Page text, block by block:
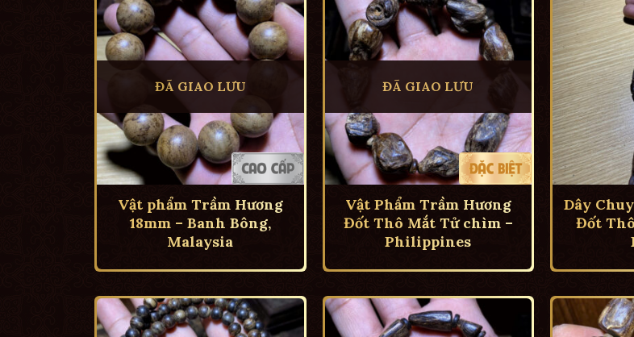
ĐÃ GIAO LƯU
Vật phẩm Trầm Hương
18mm – Banh Bông,
Malaysia
ĐÃ GIAO LƯU
Vật Phẩm Trầm Hương
Đốt Thô Mắt Tử chìm –
Philippines
Dây
Đốt